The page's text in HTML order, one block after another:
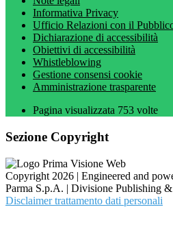
Informativa Privacy
Ufficio Relazioni con il
Dichiarazione di accessibilità
Obiettivi di accessibilità
Whistleblowing
Gestione consensi cookie
Amministrazione trasparente
Pagina visualizzata 753 volte
Sezione Copyright
Copyright 2026 | Engineered and
Parma S.p.A. | Divisione Publishing
Disclaimer trattamento dati personali